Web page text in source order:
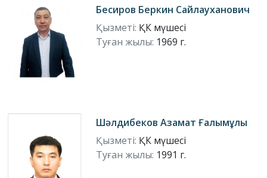
Бесиров Беркин Сайлауханович
Қызметі: ҚК мүшесі
Туған жылы: 1969 г.
Шәлдибеков Азамат Ғалымұлы
Қызметі: ҚК мүшесі
Туған жылы: 1991 г.